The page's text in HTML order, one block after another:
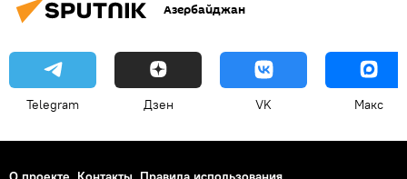
Азербайджан
Telegram Дзен VK Макс